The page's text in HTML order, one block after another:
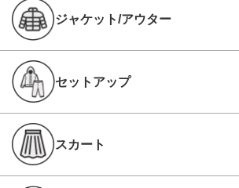
ジャケット/アウター
セットアップ
スカート